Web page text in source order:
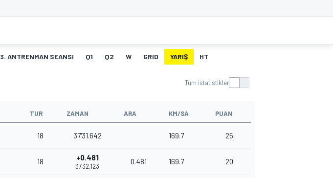
3. ANTRENMAN SEANSI Q1 Q2 W GRID YARIŞ HT
Tüm istatistikler
TUR ZAMAN ARA KM/SA PUAN
18 37'31.642 169.7 25
18 +0.481
37'32.123
0.481 169.7 20